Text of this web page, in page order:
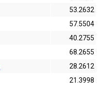
53.2632
57.5504
40.2755
68.2655
28.2612
21.3998